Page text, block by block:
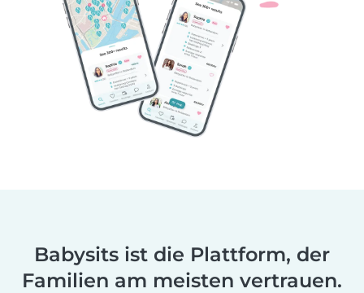
Babysits ist die Plattform, der
Familien am meisten vertrauen.